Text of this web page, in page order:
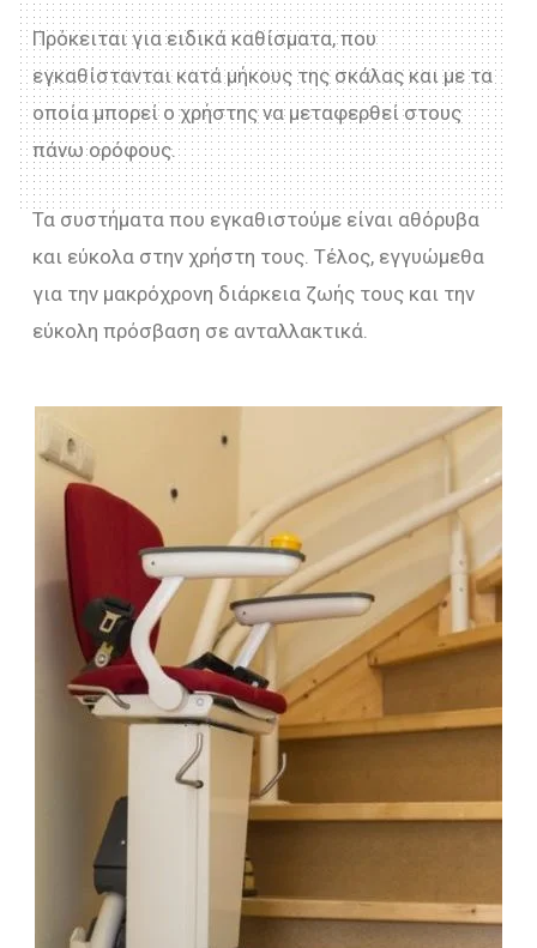
Πρόκειται για ειδικά καθίσματα, που
εγκαθίστανται κατά μήκους της σκάλας και με τα
οποία μπορεί ο χρήστης να μεταφερθεί στους
πάνω ορόφους.
Τα συστήματα που εγκαθιστούμε είναι αθόρυβα
και εύκολα στην χρήστη τους. Τέλος, εγγυώμεθα
για την μακρόχρονη διάρκεια ζωής τους και την
εύκολη πρόσβαση σε ανταλλακτικά.